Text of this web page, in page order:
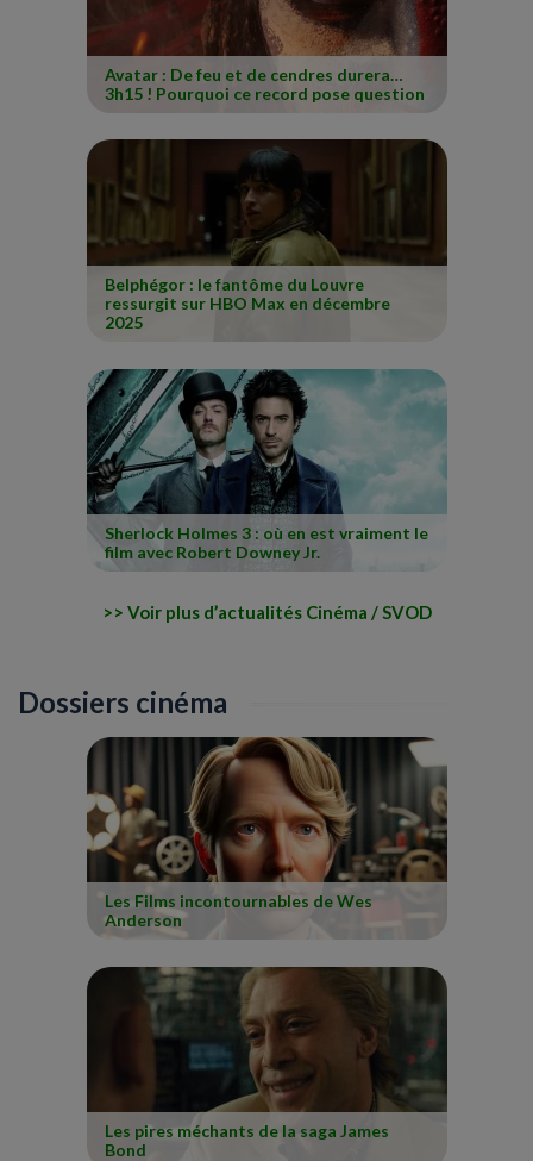
Avatar : De feu et de cendres durera…
3h15 ! Pourquoi ce record pose question
Belphégor : le fantôme du Louvre
ressurgit sur HBO Max en décembre
2025
Sherlock Holmes 3 : où en est vraiment le
film avec Robert Downey Jr.
Voir plus d’actualités Cinéma / SVOD
Dossiers cinéma
Les Films incontournables de Wes
Anderson
Les pires méchants de la saga James
Bond